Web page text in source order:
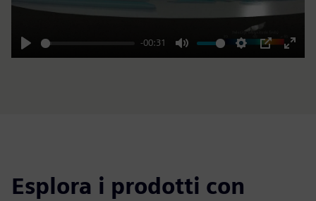
Play
-00:31
Mute Settings
PIP
Enter
Esplora i prodotti con